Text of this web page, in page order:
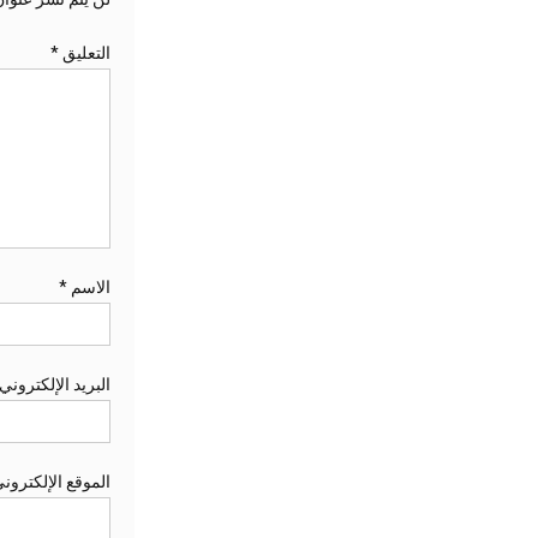
التعليق *
الاسم *
البريد
الموقع